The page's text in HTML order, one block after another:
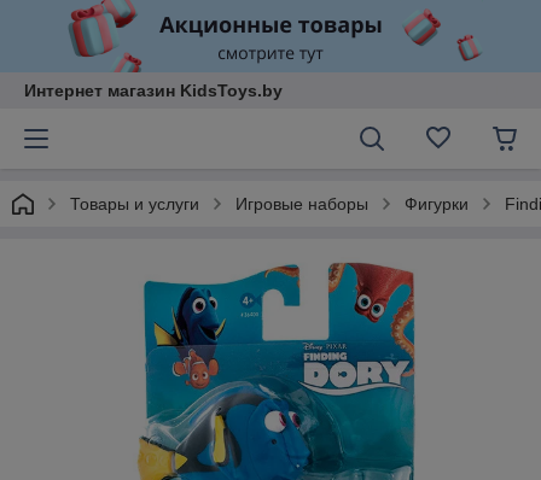
Интернет магазин KidsToys.by
Товары и услуги Игровые наборы Фигурки